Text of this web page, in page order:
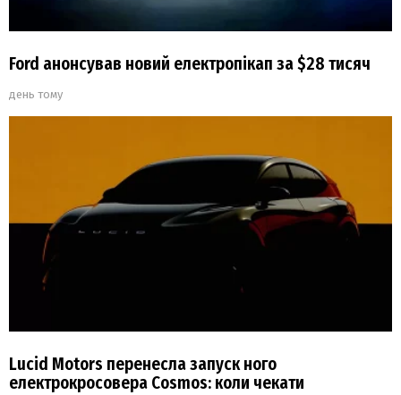
Ford анонсував новий електропікап за $28 тисяч
день тому
Lucid Motors перенесла запуск ного
електрокросовера Cosmos: коли чекати